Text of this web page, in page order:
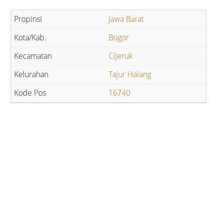
Jawa Barat
Bogor
Cijeruk
Tajur Halang
16740